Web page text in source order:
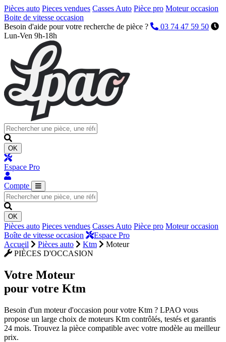
Pièces auto Pieces vendues Casses Auto Pièce pro Moteur occasion
Boite de vitesse occasion
Besoin d'aide pour votre recherche de pièce ?
03 74 47 59 50
Lun-Ven 9h-18h
OK
Espace Pro
Compte
OK
Pièces auto Pieces vendues Casses Auto Pièce pro Moteur occasion
Boîte de vitesse occasion
Espace Pro
Accueil
Pièces auto Ktm
Moteur
PIÈCES D'OCCASION
Votre Moteur
pour votre Ktm
Besoin d'un moteur d'occasion pour votre Ktm ? LPAO vous
propose un large choix de moteurs Ktm contrôlés, testés et garantis
24 mois. Trouvez la pièce compatible avec votre modèle au meilleur
prix.